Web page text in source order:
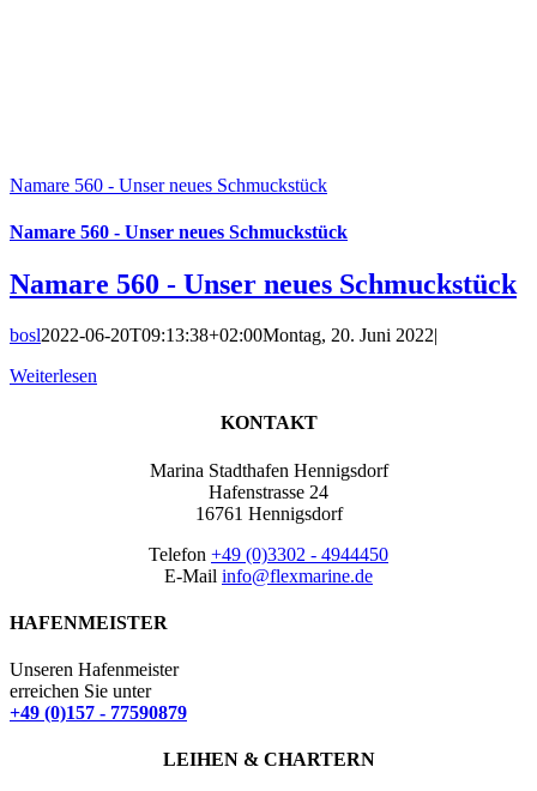
Namare 560 - Unser neues Schmuckstück
Namare 560 - Unser neues Schmuckstück
Namare 560 - Unser neues Schmuckstück
bosl2022-06-20T09:13:38+02:00Montag, 20. Juni 2022|
Weiterlesen
KONTAKT
Marina Stadthafen Hennigsdorf
Hafenstrasse 24
16761 Hennigsdorf
Telefon +49 (0)3302 - 4944450
E-Mail info@flexmarine.de
HAFENMEISTER
Unseren Hafenmeister
erreichen Sie unter
+49 (0)157 - 77590879
LEIHEN & CHARTERN